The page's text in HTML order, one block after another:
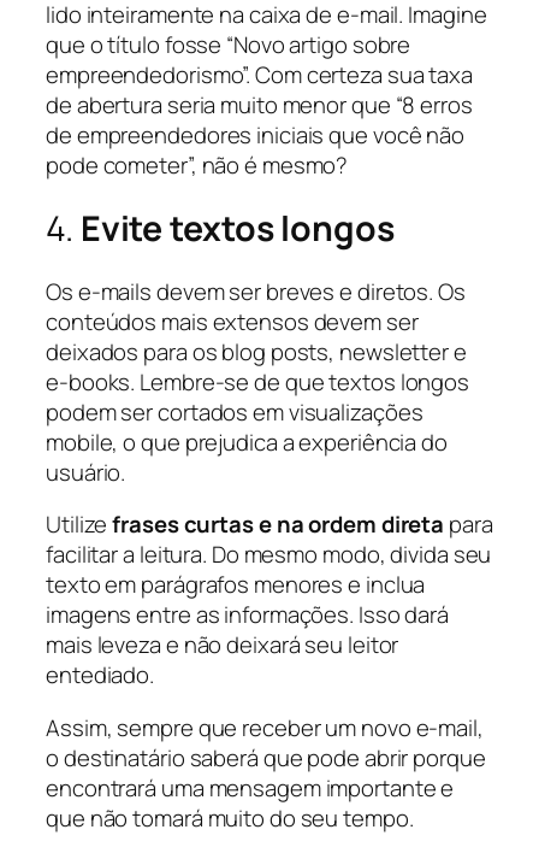
lido inteiramente na caixa de e-mail. Imagine
que o título fosse “Novo artigo sobre
empreendedorismo”. Com certeza sua taxa
de abertura seria muito menor que “8 erros
de empreendedores iniciais que você não
pode cometer”, não é mesmo?
4. Evite textos longos
Os e-mails devem ser breves e diretos. Os
conteúdos mais extensos devem ser
deixados para os blog posts, newsletter e
e-books. Lembre-se de que textos longos
podem ser cortados em visualizações
mobile, o que prejudica a experiência do
usuário.
Utilizefrases curtas e na ordem direta para
facilitar a leitura. Do mesmo modo, divida seu
texto em parágrafos menores e inclua
imagens entre as informações. Isso dará
mais leveza e não deixará seu leitor
entediado.
Assim, sempre que receber um novo e-mail,
o destinatário saberá que pode abrir porque
encontrará uma mensagem importante e
que não tomará muito do seu tempo.